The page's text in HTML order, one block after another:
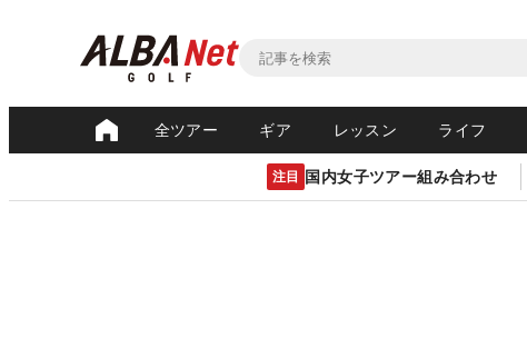
全ツアー ギア レッスン ライフ
注目 国内女子ツアー組み合わせ